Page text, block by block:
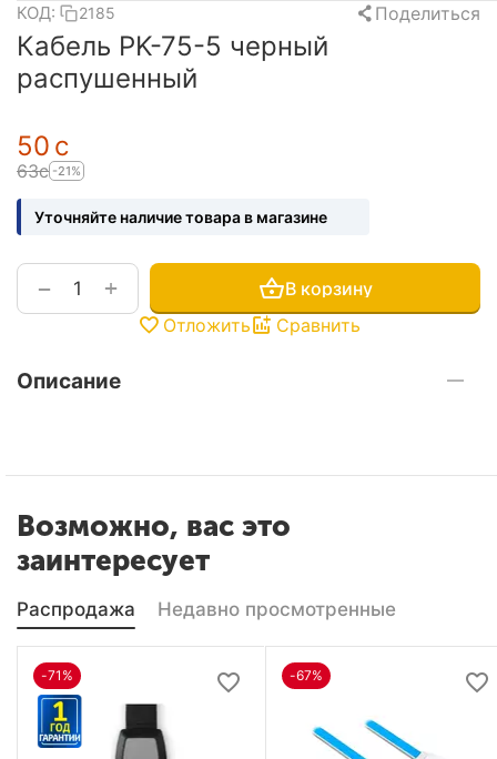
КОД: 2185 Поделиться
Кабель РK-75-5 черный
распушенный
‍50‍ с
‍63‍с -21%
Уточняйте наличие товара в магазине
+
−
В корзину
Отложить
Сравнить
Описание
Возможно, вас это
заинтересует
Распродажа Недавно просмотренные
-71% -67%